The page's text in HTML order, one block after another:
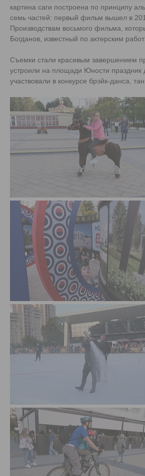
картина саги построена по принципу
семь частей: первый фильм вышел в
Производствам восьмого фильма,
Богданов, известный по актерским
Съемки стали красивым завершением
устроили на площади Юности праздник
участвовали в конкурсе брэйк-данса,